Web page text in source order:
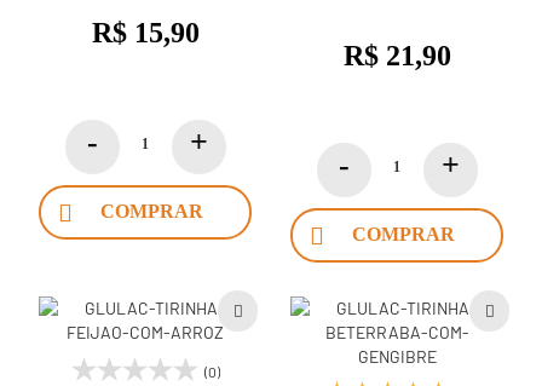
R$ 15,90
COMPRAR
R$ 21,90
COMPRAR
(0)